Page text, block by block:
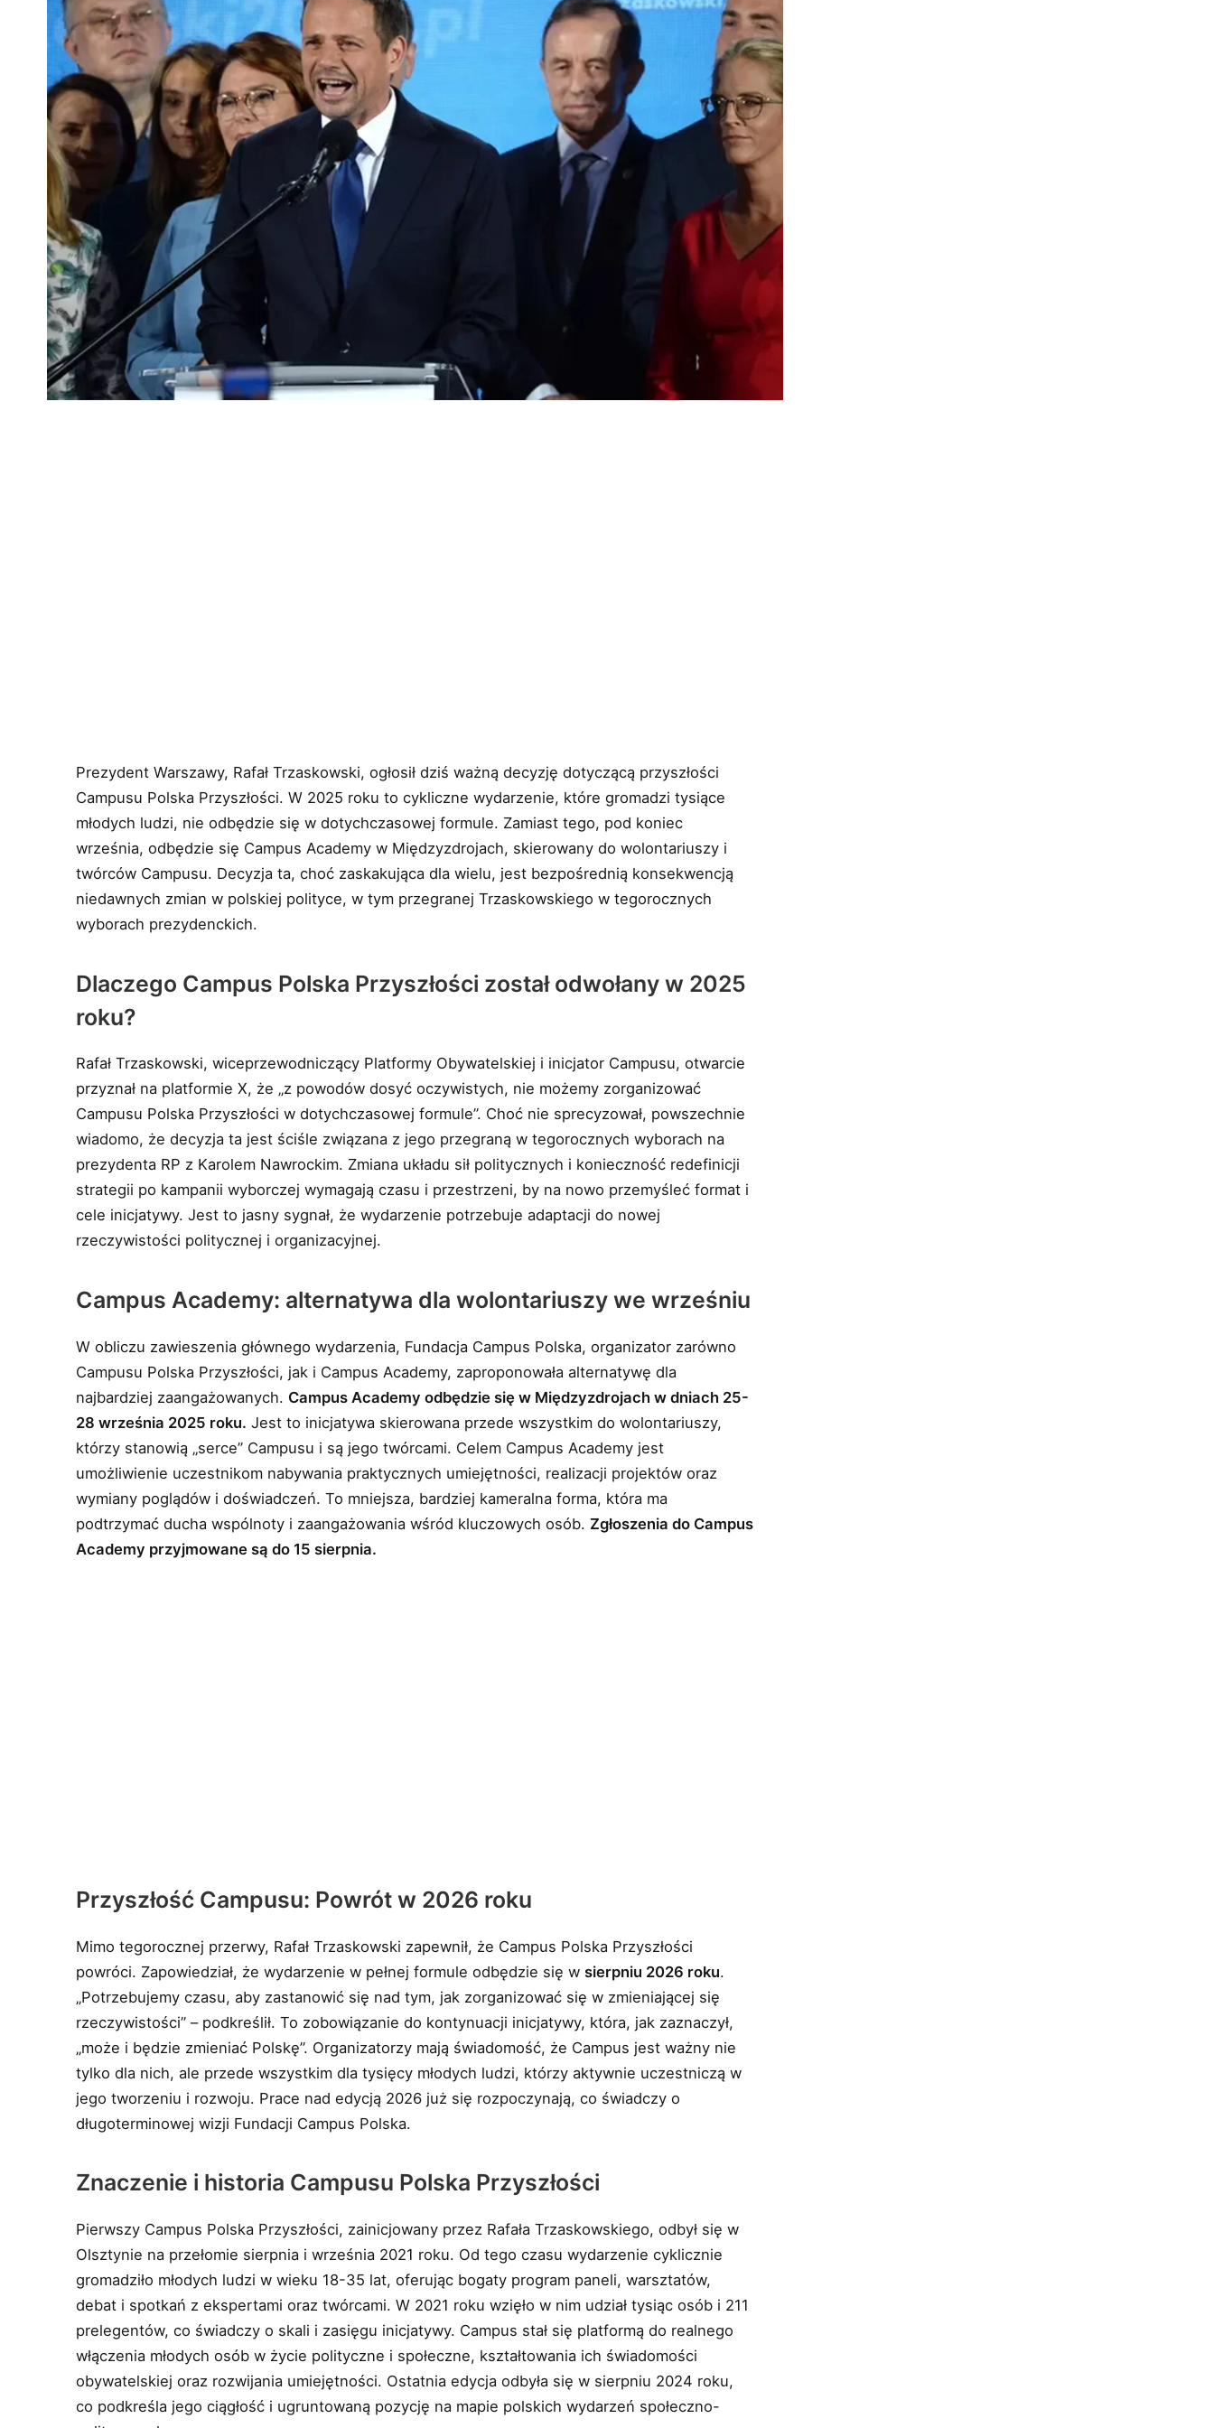
Prezydent Warszawy, Rafał Trzaskowski, ogłosił dziś ważną decyzję dotyczącą przyszłości
Campusu Polska Przyszłości. W 2025 roku to cykliczne wydarzenie, które gromadzi tysiące
młodych ludzi, nie odbędzie się w dotychczasowej formule. Zamiast tego, pod koniec
września, odbędzie się Campus Academy w Międzyzdrojach, skierowany do wolontariuszy i
twórców Campusu. Decyzja ta, choć zaskakująca dla wielu, jest bezpośrednią konsekwencją
niedawnych zmian w polskiej polityce, w tym przegranej Trzaskowskiego w tegorocznych
wyborach prezydenckich.
Dlaczego Campus Polska Przyszłości został odwołany w 2025
roku?
Rafał Trzaskowski, wiceprzewodniczący Platformy Obywatelskiej i inicjator Campusu, otwarcie
przyznał na platformie X, że „z powodów dosyć oczywistych, nie możemy zorganizować
Campusu Polska Przyszłości w dotychczasowej formule”. Choć nie sprecyzował, powszechnie
wiadomo, że decyzja ta jest ściśle związana z jego przegraną w tegorocznych wyborach na
prezydenta RP z Karolem Nawrockim. Zmiana układu sił politycznych i konieczność redefinicji
strategii po kampanii wyborczej wymagają czasu i przestrzeni, by na nowo przemyśleć format i
cele inicjatywy. Jest to jasny sygnał, że wydarzenie potrzebuje adaptacji do nowej
rzeczywistości politycznej i organizacyjnej.
Campus Academy: alternatywa dla wolontariuszy we wrześniu
W obliczu zawieszenia głównego wydarzenia, Fundacja Campus Polska, organizator zarówno
Campusu Polska Przyszłości, jak i Campus Academy, zaproponowała alternatywę dla
najbardziej zaangażowanych. Campus Academy odbędzie się w Międzyzdrojach w dniach 25-
28 września 2025 roku. Jest to inicjatywa skierowana przede wszystkim do wolontariuszy,
którzy stanowią „serce” Campusu i są jego twórcami. Celem Campus Academy jest
umożliwienie uczestnikom nabywania praktycznych umiejętności, realizacji projektów oraz
wymiany poglądów i doświadczeń. To mniejsza, bardziej kameralna forma, która ma
podtrzymać ducha wspólnoty i zaangażowania wśród kluczowych osób. Zgłoszenia do Campus
Academy przyjmowane są do 15 sierpnia.
Przyszłość Campusu: Powrót w 2026 roku
Mimo tegorocznej przerwy, Rafał Trzaskowski zapewnił, że Campus Polska Przyszłości
powróci. Zapowiedział, że wydarzenie w pełnej formule odbędzie się wsierpniu 2026 roku.
„Potrzebujemy czasu, aby zastanowić się nad tym, jak zorganizować się w zmieniającej się
rzeczywistości” – podkreślił. To zobowiązanie do kontynuacji inicjatywy, która, jak zaznaczył,
„może i będzie zmieniać Polskę”. Organizatorzy mają świadomość, że Campus jest ważny nie
tylko dla nich, ale przede wszystkim dla tysięcy młodych ludzi, którzy aktywnie uczestniczą w
jego tworzeniu i rozwoju. Prace nad edycją 2026 już się rozpoczynają, co świadczy o
długoterminowej wizji Fundacji Campus Polska.
Znaczenie i historia Campusu Polska Przyszłości
Pierwszy Campus Polska Przyszłości, zainicjowany przez Rafała Trzaskowskiego, odbył się w
Olsztynie na przełomie sierpnia i września 2021 roku. Od tego czasu wydarzenie cyklicznie
gromadziło młodych ludzi w wieku 18-35 lat, oferując bogaty program paneli, warsztatów,
debat i spotkań z ekspertami oraz twórcami. W 2021 roku wzięło w nim udział tysiąc osób i 211
prelegentów, co świadczy o skali i zasięgu inicjatywy. Campus stał się platformą do realnego
włączenia młodych osób w życie polityczne i społeczne, kształtowania ich świadomości
obywatelskiej oraz rozwijania umiejętności. Ostatnia edycja odbyła się w sierpniu 2024 roku,
co podkreśla jego ciągłość i ugruntowaną pozycję na mapie polskich wydarzeń społeczno-